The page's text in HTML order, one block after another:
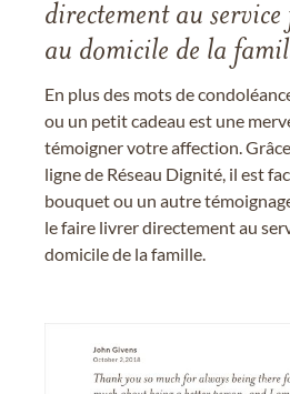
directement au
au domicile de la
En plus des mots de
ou un petit cadeau est une
témoigner votre affection.
ligne de Réseau Dignité, il est
bouquet ou un autre
le faire livrer directement au
domicile de la famille.